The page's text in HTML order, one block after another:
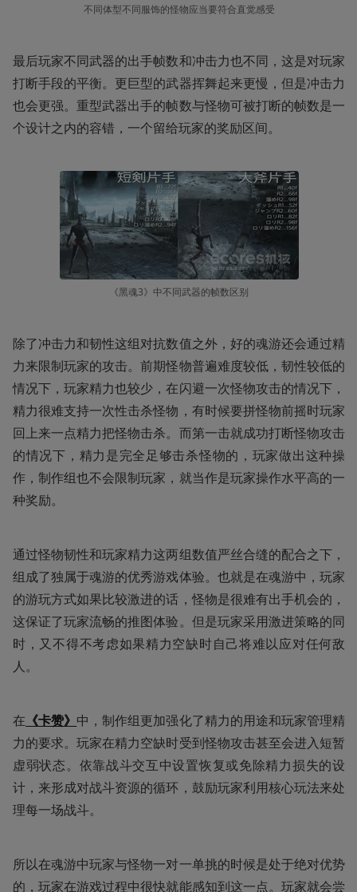
不同体型不同服饰的怪物应当要符合直觉感受
最后玩家不同武器的出手帧数和冲击力也不同，这是对玩家
打断手段的平衡。更巨型的武器挥舞起来更慢，但是冲击力
也会更强。重型武器出手的帧数与怪物可被打断的帧数是一
个设计之内的容错，一个留给玩家的奖励区间。
《黑魂3》中不同武器的帧数区别
除了冲击力和韧性这组对抗数值之外，好的魂游还会通过精
力来限制玩家的攻击。前期怪物普遍难度较低，韧性较低的
情况下，玩家精力也较少，在闪避一次怪物攻击的情况下，
精力很难支持一次性击杀怪物，有时候要拼怪物前摇时玩家
回上来一点精力把怪物击杀。而第一击就成功打断怪物攻击
的情况下，精力是完全足够击杀怪物的，玩家做出这种操
作，制作组也不会限制玩家，就当作是玩家操作水平高的一
种奖励。
通过怪物韧性和玩家精力这两组数值严丝合缝的配合之下，
组成了独属于魂游的优秀游戏体验。也就是在魂游中，玩家
的游玩方式如果比较激进的话，怪物是很难有出手机会的，
这保证了玩家流畅的推图体验。但是玩家采用激进策略的同
时，又不得不考虑如果精力空缺时自己将难以应对任何敌
人。
在 《卡赞》 中，制作组更加强化了精力的用途和玩家管理精
力的要求。玩家在精力空缺时受到怪物攻击甚至会进入短暂
虚弱状态。依靠战斗交互中设置恢复或免除精力损失的设
计，来形成对战斗资源的循环，鼓励玩家利用核心玩法来处
理每一场战斗。
所以在魂游中玩家与怪物一对一单挑的时候是处于绝对优势
的，玩家在游戏过程中很快就能感知到这一点。玩家就会尝